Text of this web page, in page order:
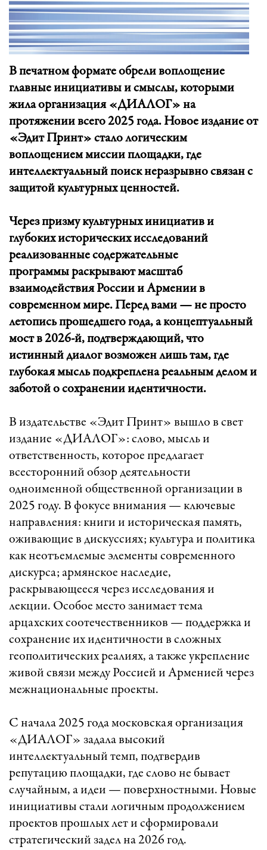
В печатном формате обрели воплощение
главные инициативы и смыслы, которыми
жила организация «ДИАЛОГ» на
протяжении всего 2025 года. Новое издание от
«Эдит Принт» стало логическим
воплощением миссии площадки, где
интеллектуальный поиск неразрывно связан с
защитой культурных ценностей.
Через призму культурных инициатив и
глубоких исторических исследований
реализованные содержательные
программы раскрывают масштаб
взаимодействия России и Армении в
современном мире. Перед вами — не просто
летопись прошедшего года, а концептуальный
мост в 2026-й, подтверждающий, что
истинный диалог возможен лишь там, где
глубокая мысль подкреплена реальным делом и
заботой о сохранении идентичности.
В издательстве «Эдит Принт» вышло в свет
издание «ДИАЛОГ»: слово, мысль и
ответственность, которое предлагает
всесторонний обзор деятельности
одноименной общественной организации в
2025 году. В фокусе внимания — ключевые
направления: книги и историческая память,
оживающие в дискуссиях; культура и политика
как неотъемлемые элементы современного
дискурса; армянское наследие,
раскрывающееся через исследования и
лекции. Особое место занимает тема
арцахских соотечественников — поддержка и
сохранение их идентичности в сложных
геополитических реалиях, а также укрепление
живой связи между Россией и Арменией через
межнациональные проекты.
С начала 2025 года московская организация
«ДИАЛОГ» задала высокий
интеллектуальный темп, подтвердив
репутацию площадки, где слово не бывает
случайным, а идеи — поверхностными. Новые
инициативы стали логичным продолжением
проектов прошлых лет и сформировали
стратегический задел на 2026 год.